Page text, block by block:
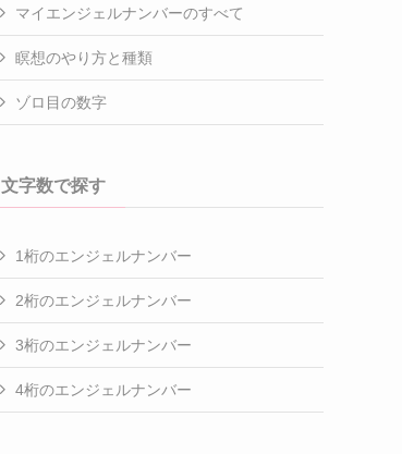
マイエンジェルナンバーのすべて
瞑想のやり方と種類
ゾロ目の数字
文字数で探す
1桁のエンジェルナンバー
2桁のエンジェルナンバー
3桁のエンジェルナンバー
4桁のエンジェルナンバー